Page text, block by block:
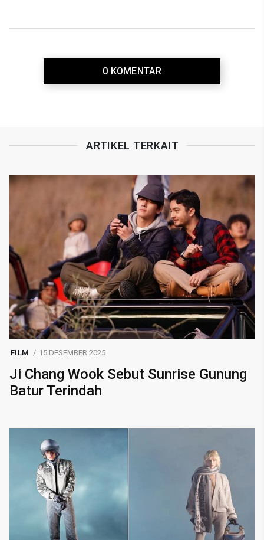
0 KOMENTAR
ARTIKEL TERKAIT
FILM 15 DESEMBER 2025
Ji Chang Wook Sebut Sunrise Gunung
Batur Terindah